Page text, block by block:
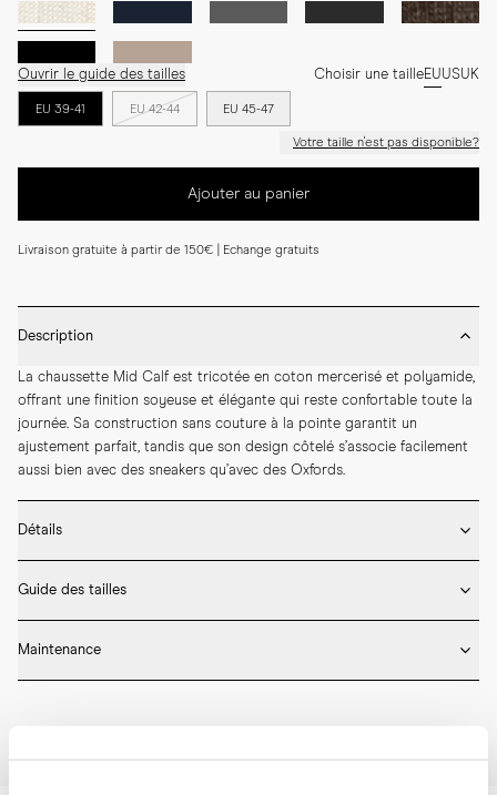
Ouvrir le guide des tailles Choisir une tailleEUUSUK
EU 39-41 EU 42-44 EU 45-47
Votre taille n'est pas disponible?
Ajouter au panier
Livraison gratuite à partir de 150€ | Echange gratuits
Description
La chaussette Mid Calf est tricotée en coton mercerisé et polyamide,
offrant une finition soyeuse et élégante qui reste confortable toute la
journée. Sa construction sans couture à la pointe garantit un
ajustement parfait, tandis que son design côtelé s’associe facilement
aussi bien avec des sneakers qu’avec des Oxfords.
Détails
* 75 % coton mercerisé, 25 % polyamide
* Longueur moyenne
* Design côtelé
Guide des tailles
d'autres chaussures.
Maintenance